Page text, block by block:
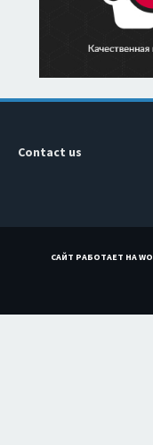
Contact us
САЙТ РАБОТАЕТ НА